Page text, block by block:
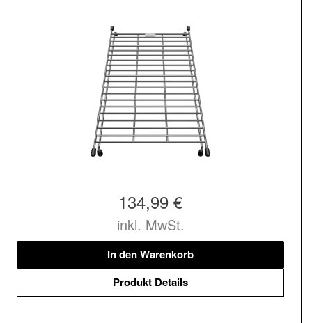
134,99 €
inkl. MwSt.
In den Warenkorb
Produkt Details